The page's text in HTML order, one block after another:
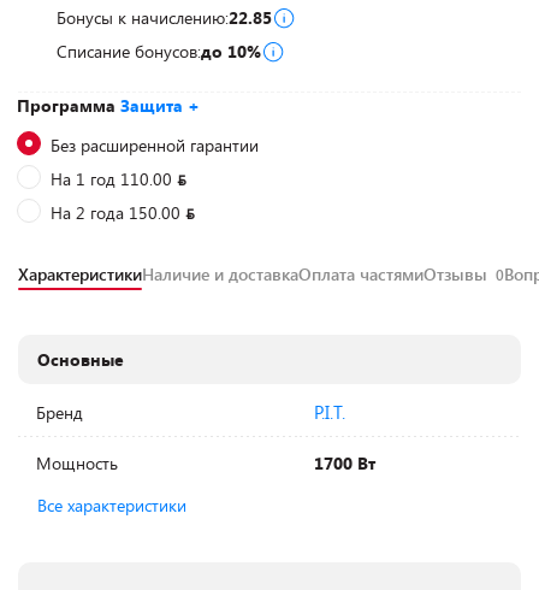
Программа Защита +
Без расширенной гарантии
На 1 год 110.00
На 2 года 150.00
Бонусы к начислению:22.85
Списание бонусов:до 10%
ХарактеристикиНаличие и доставкаОплата частямиОтзывы 0
Основные
Бренд P.I.T.
Мощность
1700 Вт
Все характеристики